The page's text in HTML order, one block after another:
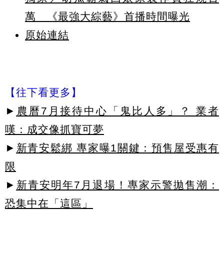
萬 《最強大綜藝》首播時間曝光
原始連結
【往下看更多】
► 農曆7月接待中心「鬼比人多」？ 業者
嘆：成交像抓寶可夢
► 新青安鬆綁 專家曝1關鍵：預售屋受惠有
限
► 新青安明年7月退場！專家示警拋售潮：
恐集中在「這區」